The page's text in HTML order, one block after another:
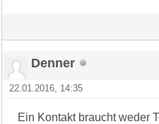
Denner
22.01.2016, 14:35
Ein Kontakt braucht weder